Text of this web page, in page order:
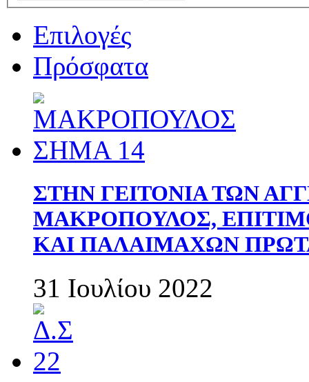
Επιλογές
Πρόσφατα
ΣΤΗΝ ΓΕΙΤΟΝΙΑ ΤΩΝ
ΜΑΚΡΟΠΟΥΛΟΣ,
ΚΑΙ ΠΑΛΑΙΜΑΧΩΝ
31 Ιουλίου 2022